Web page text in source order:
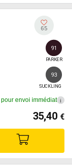
65
91
PARKER
93
SUCKLING
pour envoi immédiat i
35,40 €